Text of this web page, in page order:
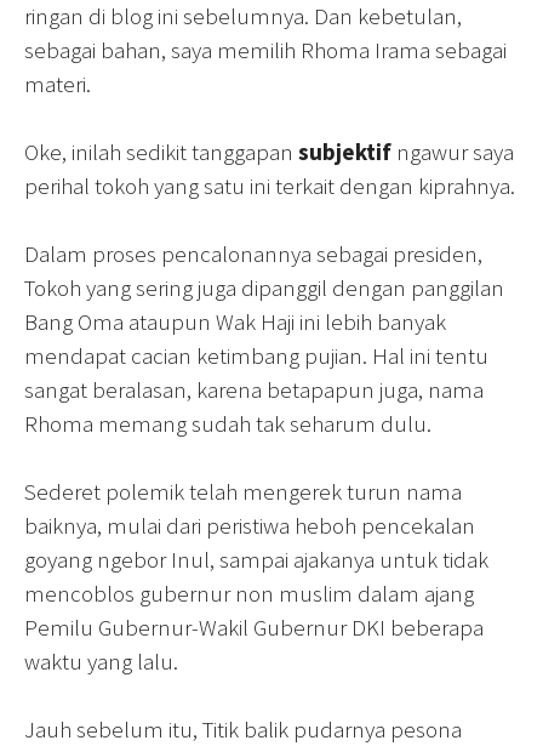
ringan di blog ini sebelumnya. Dan kebetulan,
sebagai bahan, saya memilih Rhoma Irama sebagai
materi.
Oke, inilah sedikit tanggapan subjektif ngawur saya
perihal tokoh yang satu ini terkait dengan kiprahnya.
Dalam proses pencalonannya sebagai presiden,
Tokoh yang sering juga dipanggil dengan panggilan
Bang Oma ataupun Wak Haji ini lebih banyak
mendapat cacian ketimbang pujian. Hal ini tentu
sangat beralasan, karena betapapun juga, nama
Rhoma memang sudah tak seharum dulu.
Sederet polemik telah mengerek turun nama
baiknya, mulai dari peristiwa heboh pencekalan
goyang ngebor Inul, sampai ajakanya untuk tidak
mencoblos gubernur non muslim dalam ajang
Pemilu Gubernur-Wakil Gubernur DKI beberapa
waktu yang lalu.
Jauh sebelum itu, Titik balik pudarnya pesona